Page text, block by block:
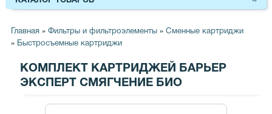
Главная » Фильтры и фильтроэлементы » Сменные картриджи
» Быстросъемные картриджи
КОМПЛЕКТ КАРТРИДЖЕЙ БАРЬЕР
ЭКСПЕРТ СМЯГЧЕНИЕ БИО